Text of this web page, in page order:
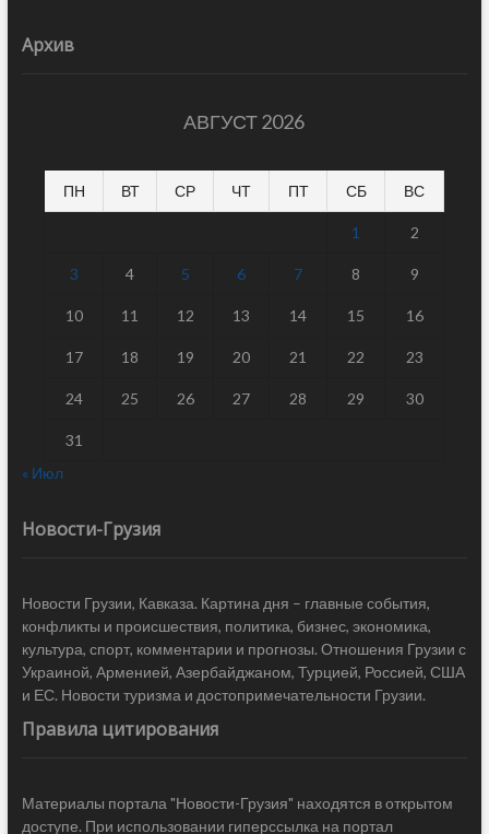
Архив
АВГУСТ 2026
ПН ВТ СР ЧТ ПТ СБ ВС
1 2
3 4 5 6 7 8 9
10 11 12 13 14 15 16
17 18 19 20 21 22 23
24 25 26 27 28 29 30
31
« Июл
Новости-Грузия
Новости Грузии, Кавказа. Картина дня – главные события,
конфликты и происшествия, политика, бизнес, экономика,
культура, спорт, комментарии и прогнозы. Отношения Грузии с
Украиной, Арменией, Азербайджаном, Турцией, Россией, США
и ЕС. Новости туризма и достопримечательности Грузии.
Правила цитирования
Материалы портала "Новости-Грузия" находятся в открытом
доступе. При использовании гиперссылка на портал